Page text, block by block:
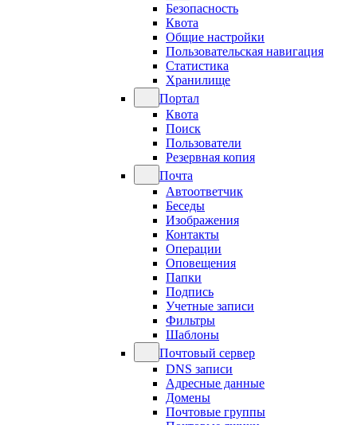
Безопасность
Квота
Общие настройки
Пользовательская навигация
Статистика
Хранилище
Портал
Квота
Поиск
Пользователи
Резервная копия
Почта
Автоответчик
Беседы
Изображения
Контакты
Операции
Оповещения
Папки
Подпись
Учетные записи
Фильтры
Шаблоны
Почтовый сервер
DNS записи
Адресные данные
Домены
Почтовые группы